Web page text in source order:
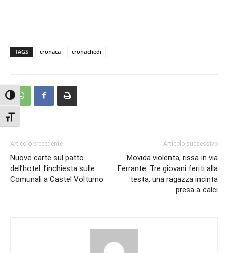
Attiva/disattiva alto contrasto
Attiva/disattiva dimensione testo
TAGS cronaca cronachedi
Articolo precedente
Nuove carte sul patto
dell’hotel: l’inchiesta sulle
Comunali a Castel Volturno
Articolo successivo
Movida violenta, rissa in via
Ferrante. Tre giovani feriti alla
testa, una ragazza incinta
presa a calci